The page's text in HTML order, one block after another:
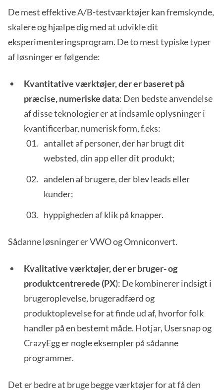
De mest effektive A/B-testværktøjer kan fremskynde,
skalere og hjælpe dig med at udvikle dit
eksperimenteringsprogram. De to mest typiske typer
af løsninger er følgende:
Kvantitative værktøjer, der er baseret på
præcise, numeriske data: Den bedste anvendelse
af disse teknologier er at indsamle oplysninger i
kvantificerbar, numerisk form, f.eks:
antallet af personer, der har brugt dit
websted, din app eller dit produkt;
andelen af brugere, der blev leads eller
kunder;
hyppigheden af klik på knapper.
Sådanne løsninger er VWO og Omniconvert.
Kvalitative værktøjer, der er bruger- og
produktcentrerede (PX): De kombinerer indsigt i
brugeroplevelse, brugeradfærd og
produktoplevelse for at finde ud af, hvorfor folk
handler på en bestemt måde. Hotjar, Usersnap og
CrazyEgg er nogle eksempler på sådanne
programmer.
Det er bedre at bruge begge værktøjer for at få den